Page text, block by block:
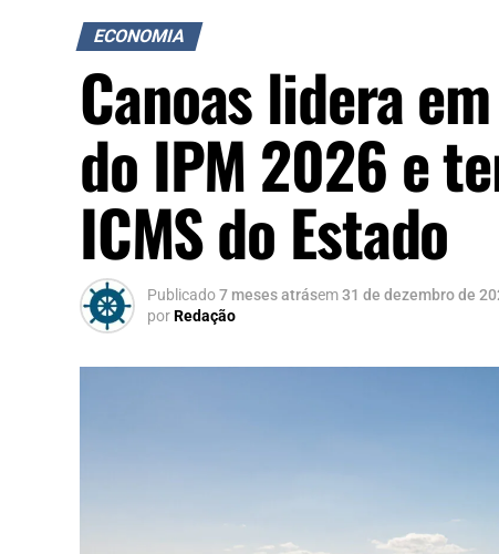
ECONOMIA
Canoas lidera
do IPM 2026 e
ICMS do Estado
Publicado7 meses atrásem31 de dezembro de
porRedação